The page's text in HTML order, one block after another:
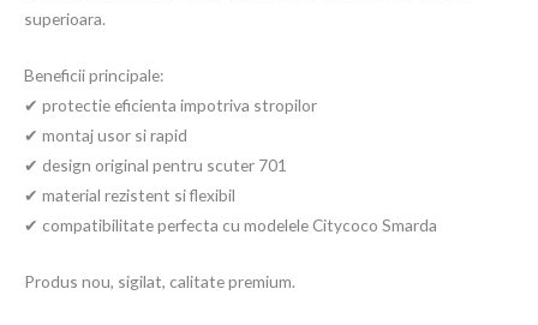
superioara.
Beneficii principale:
✔ protectie eficienta impotriva stropilor
✔ montaj usor si rapid
✔ design original pentru scuter 701
✔ material rezistent si flexibil
✔ compatibilitate perfecta cu modelele Citycoco Smarda
Produs nou, sigilat, calitate premium.